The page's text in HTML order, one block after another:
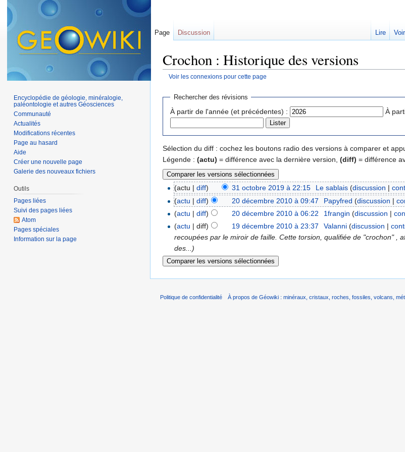
Crochon : Historique des versions
Voir les connexions pour cette page
Rechercher des révisions
À partir de l'année (et précédentes) : À
Sélection du diff : cochez les boutons radio des versions à comparer et
Légende : (actu) = différence avec la dernière version, (diff) = différence
(actu |diff) 31 octobre 2019 à 22:15 Le sablais (discussion |
(actu |diff) 20 décembre 2010 à 09:47 Papyfred (discussion |
(actu |diff) 20 décembre 2010 à 06:22 1frangin (discussion |
(actu | diff) 19 décembre 2010 à 23:37 Valanni (discussion |
recoupées par le miroir de faille. Cette torsion, qualifiée de "crochon" ,
des...)
Page Discussion Lire
Encyclopédie de géologie, minéralogie,
paléontologie et autres Géosciences
Communauté
Actualités
Modifications récentes
Page au hasard
Aide
Créer une nouvelle page
Galerie des nouveaux fichiers
Outils
Pages liées
Suivi des pages liées
Atom
Pages spéciales
Information sur la page
Politique de confidentialité À propos de Géowiki : minéraux, cristaux, roches, fossiles, volcans,